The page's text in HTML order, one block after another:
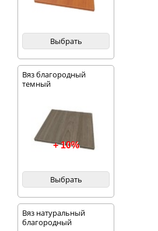
Выбрать
Вяз благородный
темный
+ 10%
Выбрать
Вяз натуральный
благородный